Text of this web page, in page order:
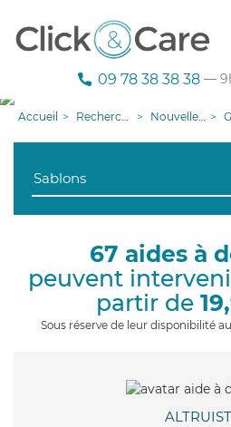
09 78 38 38 38 —
Accueil Recherche aide à domicile Nouvelle-Aquitaine
67 aides à
peuvent
partir de
Sous réserve de leur disponibilité